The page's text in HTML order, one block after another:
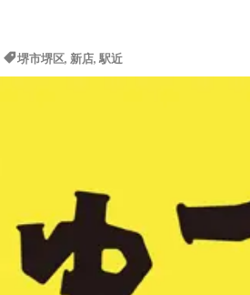
堺市堺区, 新店, 駅近